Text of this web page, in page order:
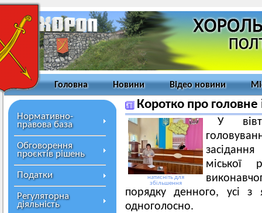
Головна Новини Відео новини
Нормативно-
правова база
Обговорення
проєктів рішень
Податки
Регуляторна
діяльність
Коротко про головне
натисніть для
збільшення
У
міської
порядку денного, усі з
одноголосно.